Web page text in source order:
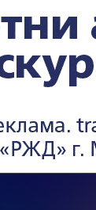
фронта.
на
его
странах и